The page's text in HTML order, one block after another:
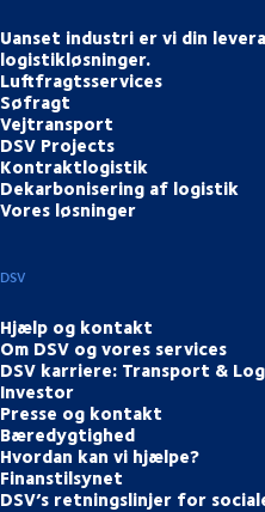
Uanset industri er vi din
logistikløsninger.
Luftfragtsservices
Søfragt
Vejtransport
DSV Projects
Kontraktlogistik
Dekarbonisering af logistik
Vores løsninger
DSV
Hjælp og kontakt
Om DSV og vores services
DSV karriere: Transport &
Investor
Presse og kontakt
Bæredygtighed
Hvordan kan vi hjælpe?
Finanstilsynet
DSV’s retningslinjer for